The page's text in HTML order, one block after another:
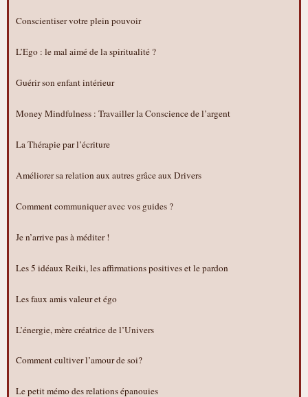
Conscientiser votre plein pouvoir
L’Ego : le mal aimé de la spiritualité ?
Guérir son enfant intérieur
Money Mindfulness : Travailler la Conscience de l’argent
La Thérapie par l’écriture
Améliorer sa relation aux autres grâce aux Drivers
Comment communiquer avec vos guides ?
Je n’arrive pas à méditer !
Les 5 idéaux Reiki, les affirmations positives et le pardon
Les faux amis valeur et égo
L’énergie, mère créatrice de l’Univers
Comment cultiver l’amour de soi?
Le petit mémo des relations épanouies